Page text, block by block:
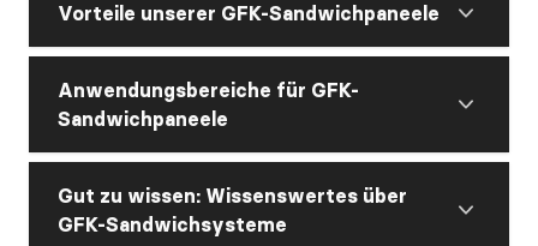
Vorteile unserer GFK-Sandwichpaneele
Anwendungsbereiche für GFK-
Sandwichpaneele
Gut zu wissen: Wissenswertes über
GFK-Sandwichsysteme